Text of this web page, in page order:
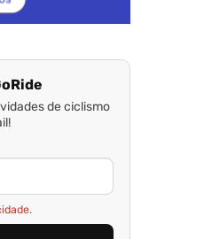
de ciclismo